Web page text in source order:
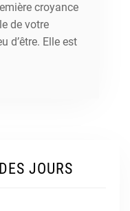
croyance
de votre
d’être. Elle est
JOURS